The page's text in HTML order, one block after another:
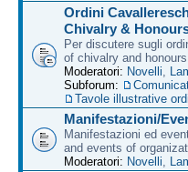
Ordini
Chivalry &
Per discutere sugli
of chivalry and honours
Moderatori: Novelli
Subforum:
Tavole illustrative
Manifestazioni/
Manifestazioni ed
and events of
Moderatori: Novelli